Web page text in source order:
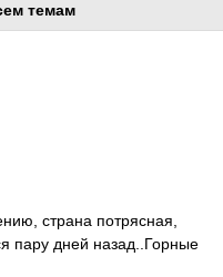
темам
страна потрясная,
пару дней назад..Горные